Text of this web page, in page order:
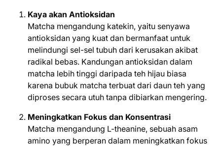
Kaya akan Antioksidan
Matcha mengandung katekin, yaitu senyawa
antioksidan yang kuat dan bermanfaat untuk
melindungi sel-sel tubuh dari kerusakan akibat
radikal bebas. Kandungan antioksidan dalam
matcha lebih tinggi daripada teh hijau biasa
karena bubuk matcha terbuat dari daun teh yang
diproses secara utuh tanpa dibiarkan mengering.
Meningkatkan Fokus dan Konsentrasi
Matcha mengandung L-theanine, sebuah asam
amino yang berperan dalam meningkatkan fokus